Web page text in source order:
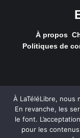
À propos
Politiques de
LaTéléLibre.fr, ce
À LaTéléLibre,
En revanche, les
le font.
pour les